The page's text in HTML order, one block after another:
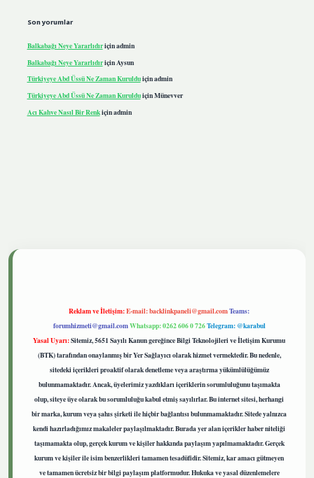
Son yorumlar
Balkabağı Neye Yararlıdıriçinadmin
Balkabağı Neye Yararlıdıriçin Aysun
Türkiyeye Abd Üssü Ne Zaman Kurulduiçinadmin
Türkiyeye Abd Üssü Ne Zaman KurulduiçinMünevver
Acı Kahve Nasıl Bir Renkiçinadmin
Reklam ve İletişim:E-mail:backlinkpaneli@gmail.comTeams:
forumhizmeti@gmail.comWhatsapp: 0262 606 0 726Telegram: @karabul
Yasal Uyarı:Sitemiz, 5651 Sayılı Kanun gereğince Bilgi Teknolojileri ve İletişim Kurumu
(BTK) tarafından onaylanmış bir Yer Sağlayıcı olarak hizmet vermektedir. Bu nedenle,
sitedeki içerikleri proaktif olarak denetleme veya araştırma yükümlülüğümüz
bulunmamaktadır. Ancak, üyelerimiz yazdıkları içeriklerin sorumluluğunu taşımakta
olup, siteye üye olarak bu sorumluluğu kabul etmiş sayılırlar. Bu internet sitesi, herhangi
bir marka, kurum veya şahıs şirketi ile hiçbir bağlantısı bulunmamaktadır. Sitede yalnızca
kendi hazırladığımız makaleler paylaşılmaktadır. Burada yer alan içerikler haber niteliği
taşımamakta olup, gerçek kurum ve kişiler hakkında paylaşım yapılmamaktadır. Gerçek
kurum ve kişiler ile isim benzerlikleri tamamen tesadüfidir. Sitemiz, kar amacı gütmeyen
ve tamamen ücretsiz bir bilgi paylaşım platformudur. Hukuka ve yasal düzenlemelere